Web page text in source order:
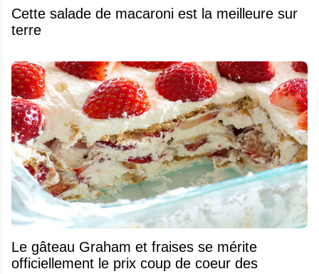
Cette salade de macaroni est la meilleure sur
terre
Le gâteau Graham et fraises se mérite
officiellement le prix coup de coeur des